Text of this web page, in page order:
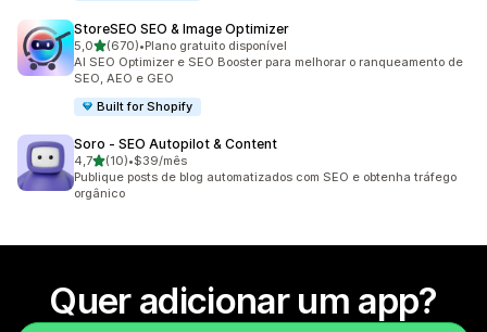
StoreSEO SEO & Image Optimizer
5,0de 5 estrelas
(670)
670 avaliações ao todo
•Plano gratuito disponível
AI SEO Optimizer e SEO Booster para melhorar o ranqueamento de
SEO, AEO e GEO
Built for Shopify
Soro ‑ SEO Autopilot & Content
4,7de 5 estrelas
(10)
10 avaliações ao todo
•$39/mês
Publique posts de blog automatizados com SEO e obtenha tráfego
orgânico
Quer adicionar um app?